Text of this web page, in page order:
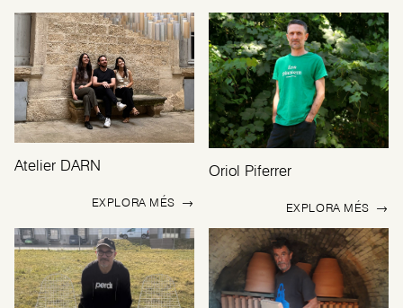
Atelier DARN
EXPLORA MÉS →
Oriol Piferrer
EXPLORA MÉS →